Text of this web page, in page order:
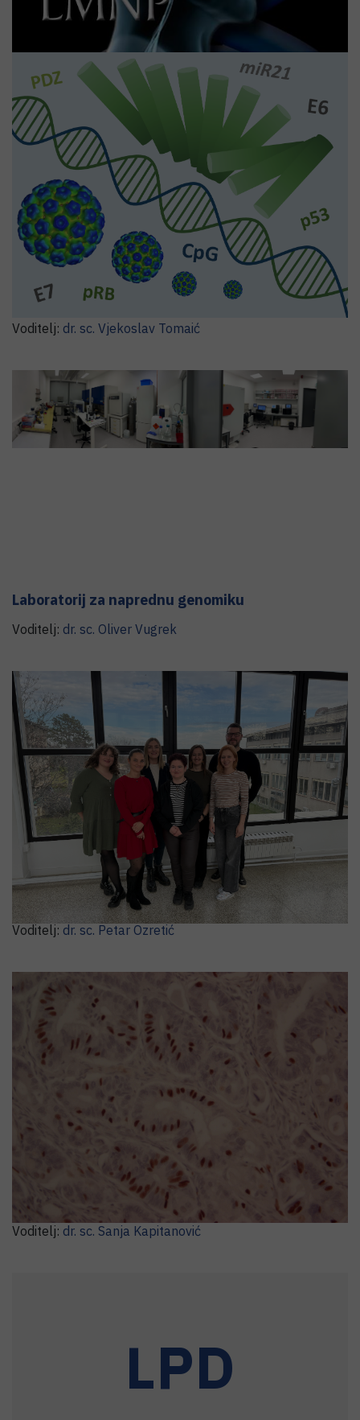
dr. sc. Dubravka Švob Štrac
Laboratorij za molekularnu virologiju i
bakteriologiju
Voditelj: dr. sc. Vjekoslav Tomaić
Laboratorij za naprednu genomiku
Voditelj: dr. sc. Oliver Vugrek
Laboratorij za nasljedni rak
Voditelj: dr. sc. Petar Ozretić
Laboratorij za personaliziranu medicinu
Voditelj: dr. sc. Sanja Kapitanović
LPD